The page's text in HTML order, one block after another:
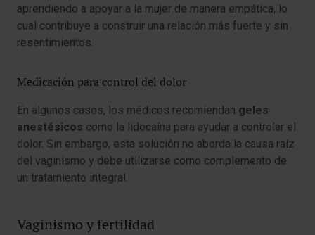
aprendiendo a apoyar a la mujer de manera empática, lo
cual contribuye a construir una relación más fuerte y sin
resentimientos.
Medicación para control del dolor
En algunos casos, los médicos recomiendan geles
anestésicos como la lidocaína para ayudar a controlar el
dolor. Sin embargo, esta solución no aborda la causa raíz
del vaginismo y debe utilizarse como complemento de
un tratamiento integral.
Vaginismo y fertilidad